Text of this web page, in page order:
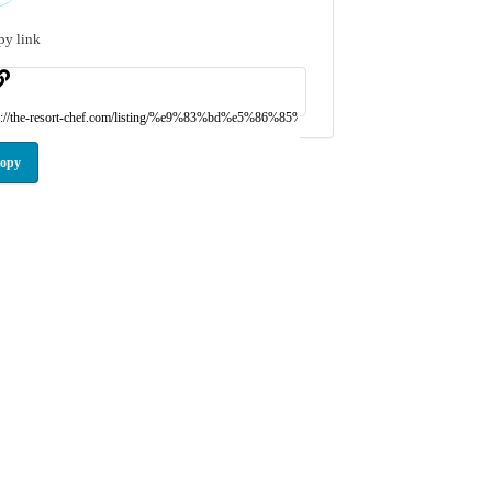
link